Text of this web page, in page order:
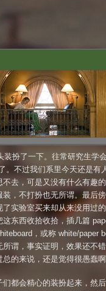
扮了一下。往常研究生学
。不过我们系里今天还是有
去，可是又没有什么有趣
，不打扮也无所谓。最后
实验室买来却从来没用过
东西收拾收拾，插几篇
，或称 white/paper
谓，事实证明，效果还不
的来说，还是觉得很愚蠢啊
都会精心的装扮起来，然